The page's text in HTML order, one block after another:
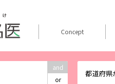
and
or
都道府県
Concept